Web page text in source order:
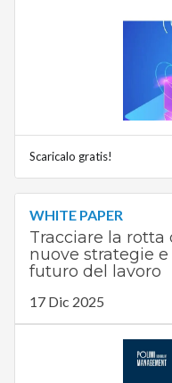
Scaricalo gratis!
WHITE PAPER
Tracciare la rotta
nuove strategie
futuro del lavoro
17 Dic 2025